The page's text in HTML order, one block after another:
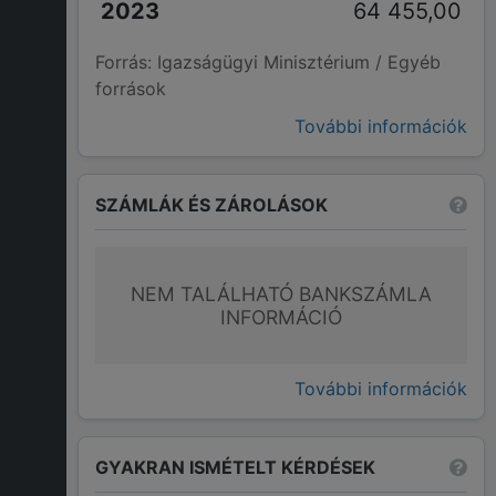
64 455,00
Forrás: Igazságügyi Minisztérium / Egyéb
források
További információk
SZÁMLÁK ÉS ZÁROLÁSOK
NEM TALÁLHATÓ BANKSZÁMLA
INFORMÁCIÓ
További információk
GYAKRAN ISMÉTELT KÉRDÉSEK